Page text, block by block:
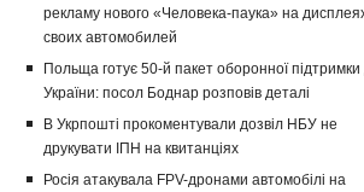
рекламу нового «Человека-паука» на
своих автомобилей
Польща готує 50-й пакет оборонної підтримки
України: посол Боднар розповів деталі
В Укрпошті прокоментували дозвіл НБУ не
друкувати ІПН на квитанціях
Росія атакувала FPV-дронами автомобілі на